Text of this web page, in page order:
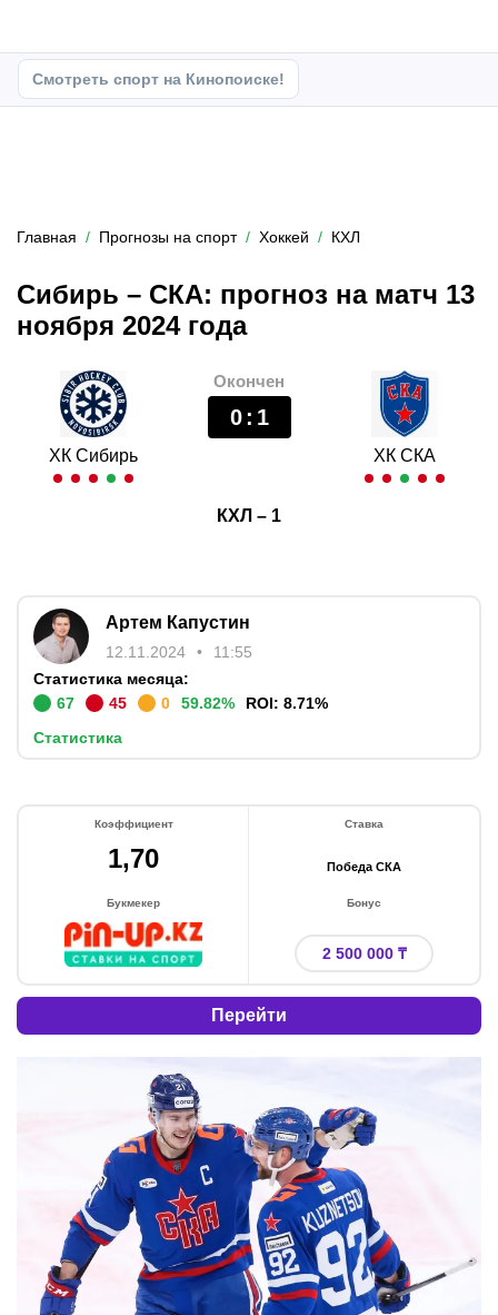
Смотреть спорт на Кинопоиске!
Главная Прогнозы на спорт Хоккей КХЛ
Сибирь – СКА: прогноз на матч 13
ноября 2024 года
ХК Сибирь
Окончен
0 : 1
ХК СКА
КХЛ – 1
Артем Капустин
12.11.2024
11:55
Статистика месяца:
67
45 0 59.82% ROI: 8.71%
Статистика
Коэффициент
1,70
Ставка
Победа СКА
Букмекер Бонус
2 500 000 ₸
Перейти